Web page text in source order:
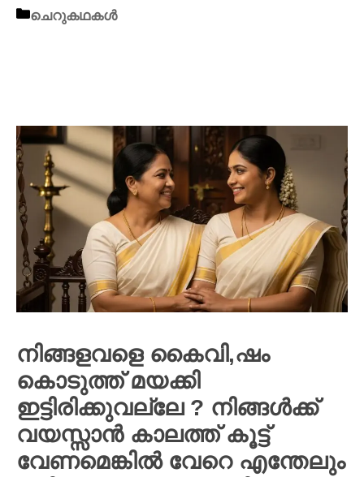
ചെറുകഥകൾ
നിങ്ങളവളെ കൈവി,ഷം
കൊടുത്ത് മയക്കി
ഇട്ടിരിക്കുവല്ലേ ? നിങ്ങൾക്ക്
വയസ്സാൻ കാലത്ത് കൂട്ട്
വേണമെങ്കിൽ വേറെ എന്തേലും